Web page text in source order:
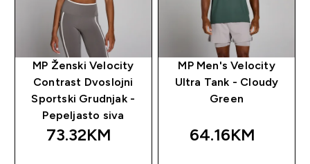
MP Ženski Velocity
Contrast Dvoslojni
Sportski Grudnjak -
Pepeljasto siva
73.32KM‎
MP Men's Velocity
Ultra Tank - Cloudy
Green
64.16KM‎